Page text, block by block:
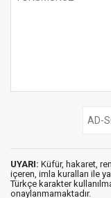
UYARI: Küfür, hakaret,
içeren, imla kuralları ile
Türkçe karakter
onaylanmamaktadır.